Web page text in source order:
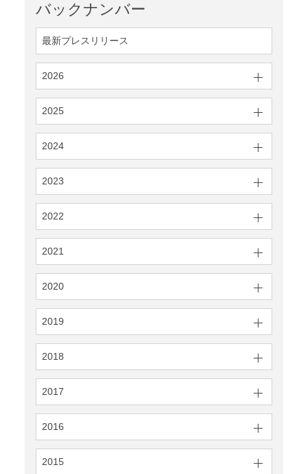
バックナンバー
最新プレスリリース
2026
2025
2024
2023
2022
2021
2020
2019
2018
2017
2016
2015